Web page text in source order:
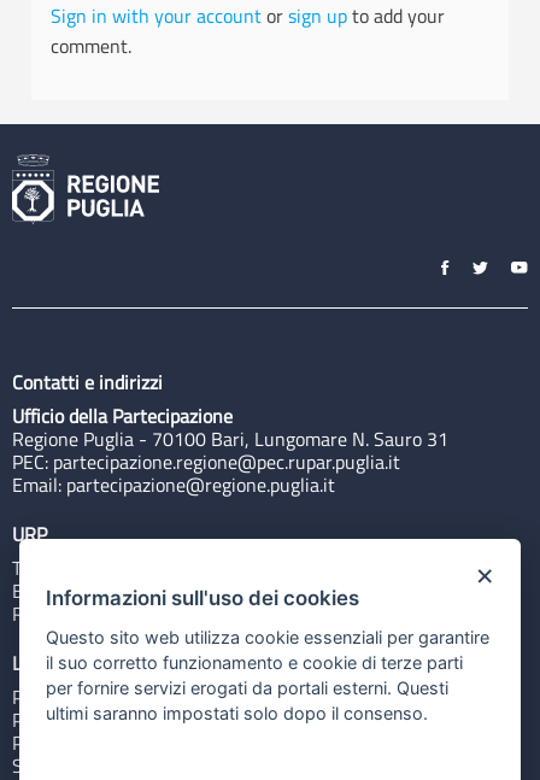
Sign in with your accountorsign upto add your
comment.
Contatti e indirizzi
Ufficio della Partecipazione
Regione Puglia - 70100 Bari, Lungomare N. Sauro 31
PEC: partecipazione.regione@pec.rupar.puglia.it
Email: partecipazione@regione.puglia.it
URP
Tel: 800713939
Email:quiregione@regione.puglia.it
Rubrica
Link utili
Portale Istituzionale
PO FESR Puglia 2014-2020
PSR Puglia 2014-2020
Sistema Puglia
×
Informazioni sull'uso dei cookies
Questo sito web utilizza cookie essenziali per garantire
il suo corretto funzionamento e cookie di terze parti
per fornire servizi erogati da portali esterni. Questi
ultimi saranno impostati solo dopo il consenso.